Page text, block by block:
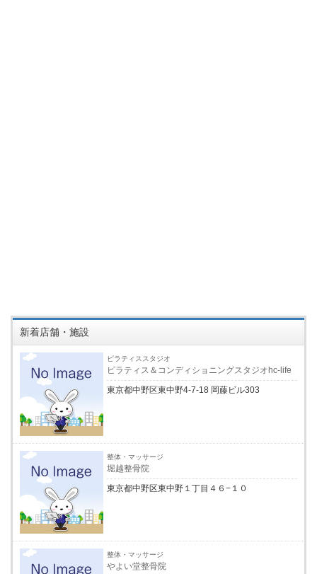
新着店舗・施設
ピラティススタジオ
ピラティス＆コンディショニングスタジオhc-life
東京都中野区東中野4-7-18 岡藤ビル303
整体・マッサージ
堀越整骨院
東京都中野区東中野１丁目４６−１０
整体・マッサージ
やよい堂整骨院